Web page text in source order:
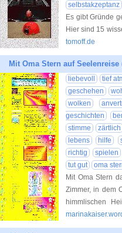
selbstakzeptanz
Es gibt Gründe
Hier sind 15
tomoff.de
Mit Oma Stern auf Seelenreise
liebevoll tief
geschehen
wolken
geschichten
stimme
zärtlich
lebens
hilfe
richtig
spielen
tut gut
oma
Mit Oma Stern
Zimmer, in dem
himmlischen